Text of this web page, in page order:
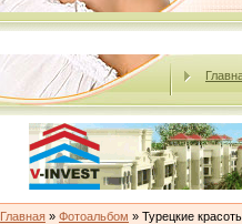
Главная » Фотоальбом » Турецкие